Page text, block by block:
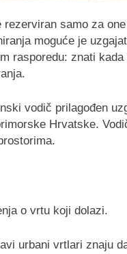
samo za
moguće je
rasporedu: znati
vodič prilagođen
Hrvatske.
o vrtu koji dolazi.
urbani vrtlari znaju